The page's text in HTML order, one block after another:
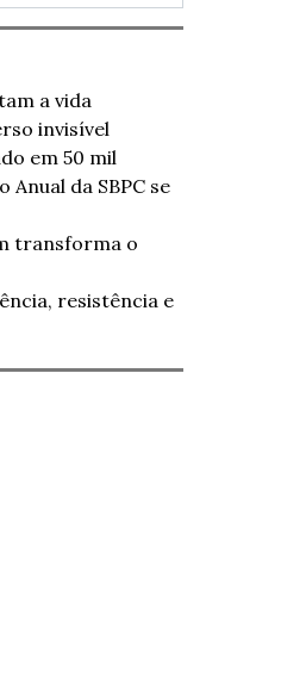
a vida
invisível
em 50 mil
Anual da SBPC se
transforma o
resistência e